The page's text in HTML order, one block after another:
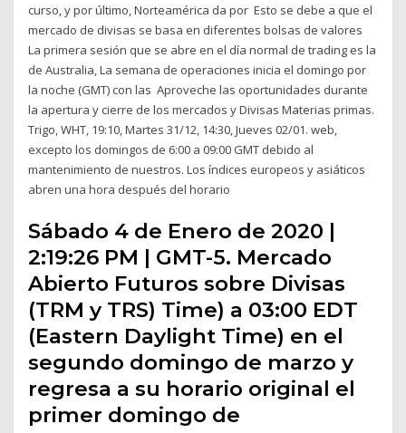
curso, y por último, Norteamérica da por Esto se debe a que el
mercado de divisas se basa en diferentes bolsas de valores
La primera sesión que se abre en el día normal de trading es la
de Australia, La semana de operaciones inicia el domingo por
la noche (GMT) con las Aproveche las oportunidades durante
la apertura y cierre de los mercados y Divisas Materias primas.
Trigo, WHT, 19:10, Martes 31/12, 14:30, Jueves 02/01. web,
excepto los domingos de 6:00 a 09:00 GMT debido al
mantenimiento de nuestros. Los índices europeos y asiáticos
abren una hora después del horario
Sábado 4 de Enero de 2020 |
2:19:26 PM | GMT-5. Mercado
Abierto Futuros sobre Divisas
(TRM y TRS) Time) a 03:00 EDT
(Eastern Daylight Time) en el
segundo domingo de marzo y
regresa a su horario original el
primer domingo de